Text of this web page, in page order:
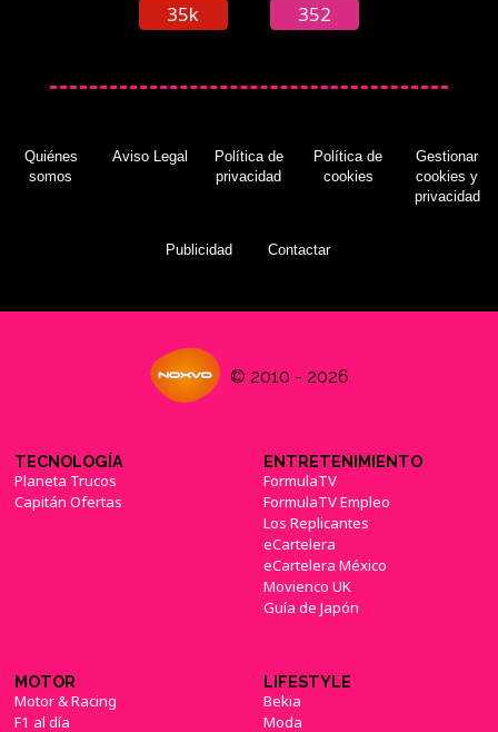
35k 352
Quiénes
somos
Aviso Legal
Política de
privacidad
Política de
cookies
Gestionar
cookies y
privacidad
Publicidad Contactar
© 2010 - 2026
TECNOLOGÍA
Planeta Trucos
Capitán Ofertas
ENTRETENIMIENTO
FormulaTV
FormulaTV Empleo
Los Replicantes
eCartelera
eCartelera México
Movienco UK
Guía de Japón
MOTOR
Motor & Racing
F1 al día
LIFESTYLE
Bekia
Moda